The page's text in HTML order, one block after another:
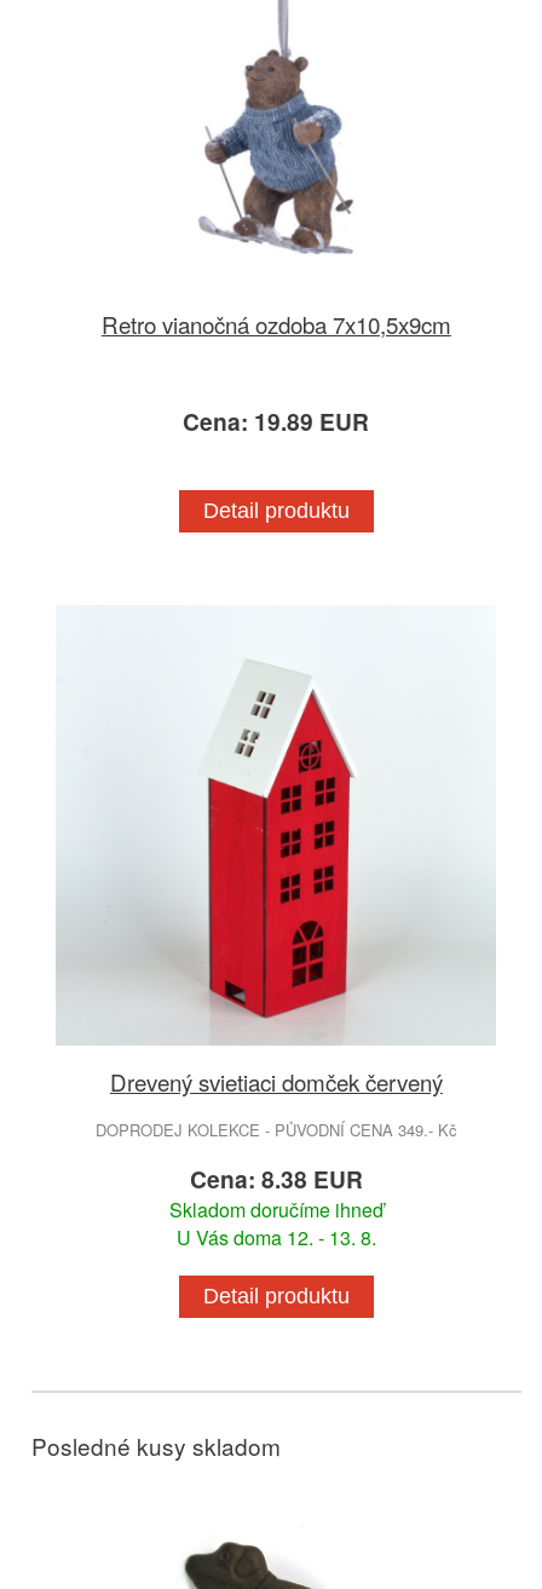
Retro vianočná ozdoba 7x10,5x9cm
Cena: 19.89 EUR
Detail produktu
Drevený svietiaci domček červený
DOPRODEJ KOLEKCE - PŮVODNÍ CENA 349.- Kč
Cena: 8.38 EUR
Skladom doručíme ihneď
U Vás doma 12. - 13. 8.
Detail produktu
Posledné kusy skladom